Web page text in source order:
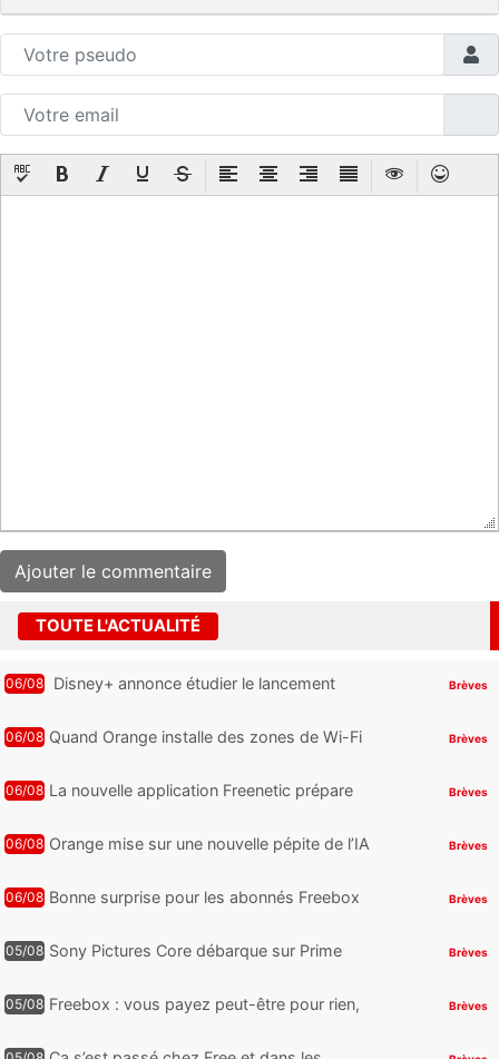
TOUTE L'ACTUALITÉ
06/08
Disney+ annonce étudier le lancement
Brèves
06/08 Quand Orange installe des zones de Wi-Fi
Brèves
06/08 La nouvelle application Freenetic prépare
Brèves
06/08 Orange mise sur une nouvelle pépite de l’IA Brèves
06/08 Bonne surprise pour les abonnés Freebox
Brèves
05/08 Sony Pictures Core débarque sur Prime
Brèves
05/08 Freebox : vous payez peut-être pour rien,
Brèves